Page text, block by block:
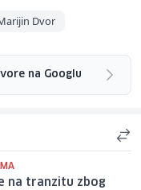
Dvor
na Googlu
na tranzitu zbog